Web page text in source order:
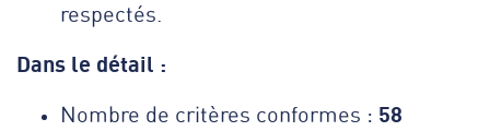
respectés.
Dans le détail :
Nombre de critères conformes : 58